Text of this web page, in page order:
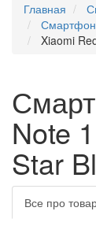
Главная
Xiaomi
Note
Star
Все про